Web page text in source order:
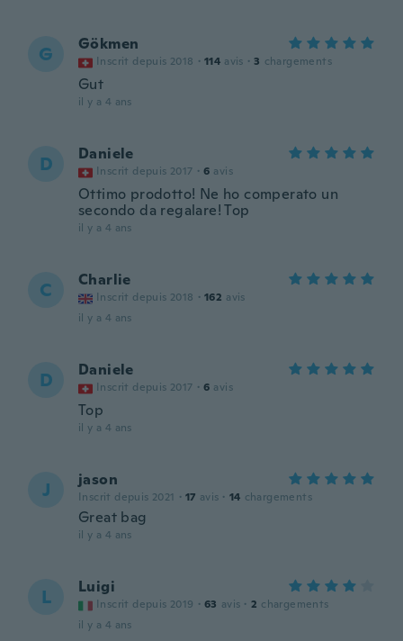
G Gökmen
Inscrit depuis 2018 · 114 avis · 3 chargements
Gut
il y a 4 ans
D Daniele
Inscrit depuis 2017 · 6 avis
Ottimo prodotto! Ne ho comperato un
secondo da regalare! Top
il y a 4 ans
C Charlie
Inscrit depuis 2018 · 162 avis
il y a 4 ans
D Daniele
Inscrit depuis 2017 · 6 avis
Top
il y a 4 ans
J jason
Inscrit depuis 2021 · 17 avis · 14 chargements
Great bag
il y a 4 ans
L Luigi
Inscrit depuis 2019 · 63 avis · 2 chargements
il y a 4 ans